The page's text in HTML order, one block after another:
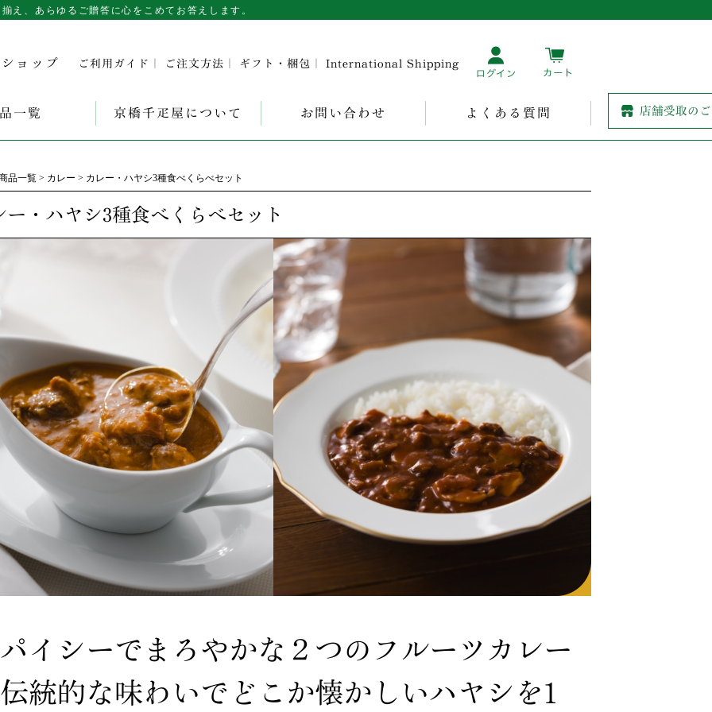
え、あらゆるご贈答に心をこめてお答えします。
ョップ ご利用ガイド ご注文方法 ギフト・梱包 International Shipping
一覧 京橋千疋屋について お問い合わせ よくある質問
品一覧 カレー カレー・ハヤシ3種食べくらべセット
ー・ハヤシ3種食べくらべセット
イシーでまろやかな２つのフルーツカレー
統的な味わいでどこか懐かしいハヤシを1